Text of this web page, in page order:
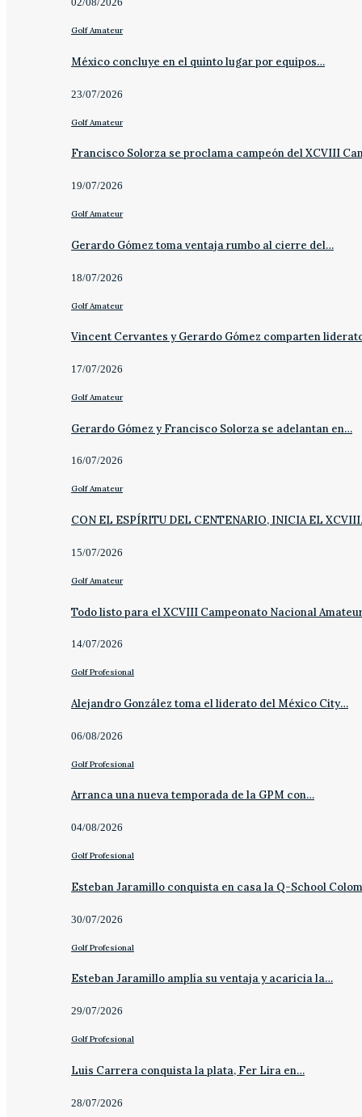
Golf Amateur
México concluye en el quinto lugar por equipos…
23/07/2026
Golf Amateur
Francisco Solorza se proclama campeón del XCVIII
19/07/2026
Golf Amateur
Gerardo Gómez toma ventaja rumbo al cierre del…
18/07/2026
Golf Amateur
Vincent Cervantes y Gerardo Gómez comparten
17/07/2026
Golf Amateur
Gerardo Gómez y Francisco Solorza se adelantan en…
16/07/2026
Golf Amateur
CON EL ESPÍRITU DEL CENTENARIO, INICIA EL
15/07/2026
Golf Amateur
Todo listo para el XCVIII Campeonato Nacional
14/07/2026
Golf Profesional
Alejandro González toma el liderato del México City…
06/08/2026
Golf Profesional
Arranca una nueva temporada de la GPM con…
04/08/2026
Golf Profesional
Esteban Jaramillo conquista en casa la Q-School
30/07/2026
Golf Profesional
Esteban Jaramillo amplía su ventaja y acaricia la…
29/07/2026
Golf Profesional
Luis Carrera conquista la plata, Fer Lira en…
28/07/2026